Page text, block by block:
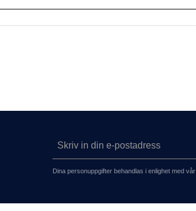
Dina personuppgifter behandlas i enlighet med vår